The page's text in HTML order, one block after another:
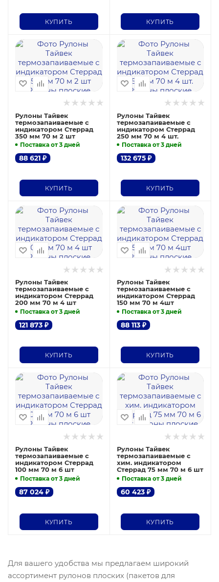
КУПИТЬ КУПИТЬ
Рулоны Тайвек
термозапаиваемые с
индикатором Стеррад
350 мм 70 м 2 шт
Поставка от 3 дней
88 621 ₽
КУПИТЬ
Рулоны Тайвек
термозапаиваемые с
индикатором Стеррад
250 мм 70 м 4 шт.
Поставка от 3 дней
132 675₽
КУПИТЬ
Рулоны Тайвек
термозапаиваемые с
индикатором Стеррад
200 мм 70 м 4 шт
Поставка от 3 дней
121 873 ₽
КУПИТЬ
Рулоны Тайвек
термозапаиваемые с
индикатором Стеррад
150 мм 70 м 4шт
Поставка от 3 дней
88 113₽
КУПИТЬ
Рулоны Тайвек
термозапаиваемые с
индикатором Стеррад
100 мм 70 м 6 шт
Поставка от 3 дней
87 024 ₽
КУПИТЬ
Рулоны Тайвек
термозапаиваемые с
хим. индикатором
Стеррад 75 мм 70 м 6 шт
Поставка от 3 дней
60 423₽
КУПИТЬ
Для вашего удобства мы предлагаем широкий
ассортимент рулонов плоских (пакетов для